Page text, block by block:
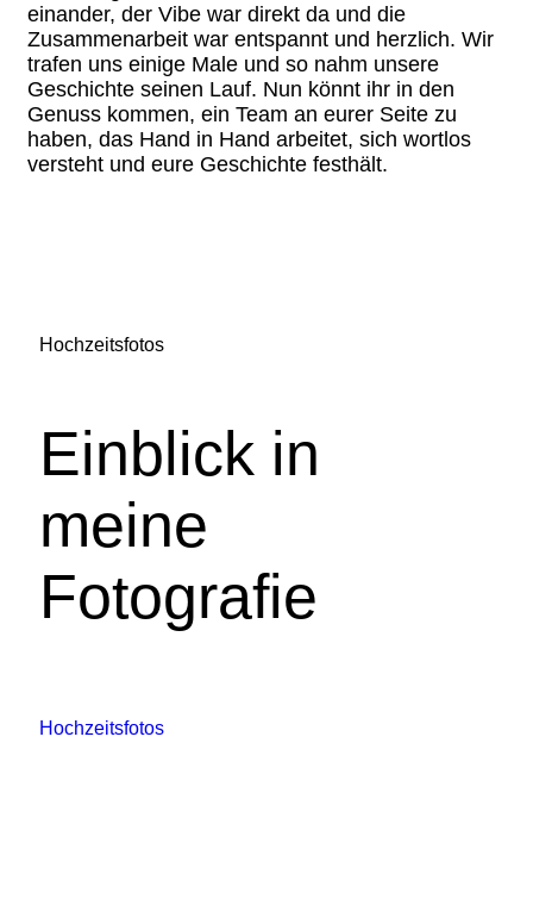
einander, der Vibe war direkt da und die
Zusammenarbeit war entspannt und herzlich. Wir
trafen uns einige Male und so nahm unsere
Geschichte seinen Lauf. Nun könnt ihr in den
Genuss kommen, ein Team an eurer Seite zu
haben, das Hand in Hand arbeitet, sich wortlos
versteht und eure Geschichte festhält.
Hochzeitsfotos
Einblick in
meine
Fotografie
Hochzeitsfotos